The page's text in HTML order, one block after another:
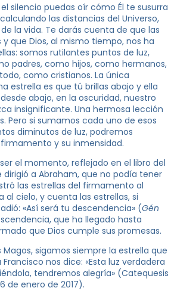
silencio puedas oír cómo Él te susurra
las distancias del Universo,
la vida. Te darás cuenta de que las
y que Dios, al mismo tiempo, nos ha
somos rutilantes puntos de luz,
padres, como hijos, como hermanos,
como cristianos. La única
estrella es que tú brillas abajo y ella
abajo, en la oscuridad, nuestro
insignificante. Una hermosa lección
Pero si sumamos cada uno de esos
diminutos de luz, podremos
y su inmensidad.
el momento, reflejado en el libro del
dirigió a Abraham, que no podía tener
las estrellas del firmamento al
al cielo, y cuenta las estrellas, si
«Así será tu descendencia» (Gén
que ha llegado hasta
que Dios cumple sus promesas.
sigamos siempre la estrella que
nos dice: «Esta luz verdadera
tendremos alegría» (Catequesis
de enero de 2017).